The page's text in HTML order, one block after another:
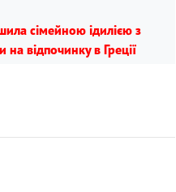
сімейною ідилією з
на відпочинку в Греції